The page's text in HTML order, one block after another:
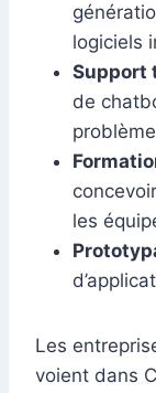
logiciels
Support
de
les
Les
voient dans